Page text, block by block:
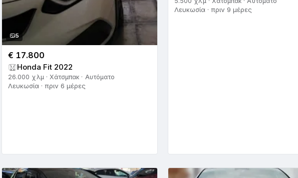
5
€ 17.800
Honda Fit 2022
26.000 χλμ · Χάτσμπακ · Αυτόματο
Λευκωσία · πριν 6 μέρες
Λευκωσία · πριν 9 μέρες